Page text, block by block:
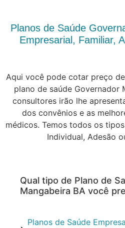
Planos de Saúde
Empresarial, Familiar,
Aqui você pode cotar preço
plano de saúde Governador
consultores irão lhe
dos convênios e as
médicos. Temos todos os
Individual, Adesão
Qual tipo de Plano de
Mangabeira BA você
Planos de Saúde